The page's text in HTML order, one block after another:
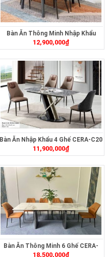
Bàn Ăn Thông Minh Nhập Khẩu
ZA2358
12,900,000₫
Bàn Ăn Nhập Khẩu 4 Ghế CERA-C20
11,900,000₫
Bàn Ăn Thông Minh 6 Ghế CERA-
2321B
18,500,000₫